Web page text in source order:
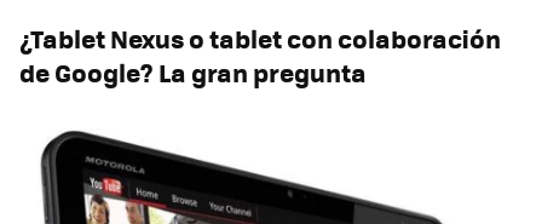
¿Tablet Nexus o tablet con colaboración
de Google? La gran pregunta